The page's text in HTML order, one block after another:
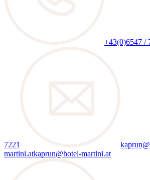
+43(0)6547 /
7221
martini.atkaprun@hotel-martini.at